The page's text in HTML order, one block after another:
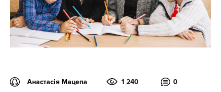
Анастасія Мацепа 1 240 0